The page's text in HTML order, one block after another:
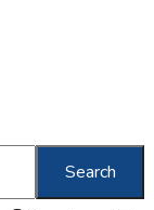
Search